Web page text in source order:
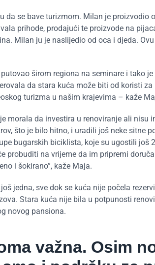
se bave turizmom. Milan je proizvodio
prihode, prodajući te proizvode na
Milan ju je naslijedio od oca i djeda.
širom regiona na seminare i tako
da stara kuća može biti od koristi
turizma u našim krajevima – kaže
morala da investira u renoviranje ali nisu
što je bilo hitno, i uradili još neke sitne
bugarskih biciklista, koje su ugostili još
probuditi na vrijeme da im pripremi
i šokirano”, kaže Maja.
jedna, sve dok se kuća nije počela
Stara kuća nije bila u potpunosti
novog pansiona.
važna. Osim